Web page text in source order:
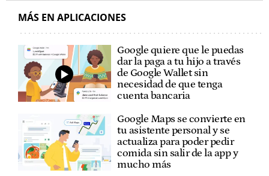
MÁS EN APLICACIONES
Google quiere que le puedas
dar la paga a tu hijo a través
de Google Wallet sin
necesidad de que tenga
cuenta bancaria
Google Maps se convierte en
tu asistente personal y se
actualiza para poder pedir
comida sin salir de la app y
mucho más